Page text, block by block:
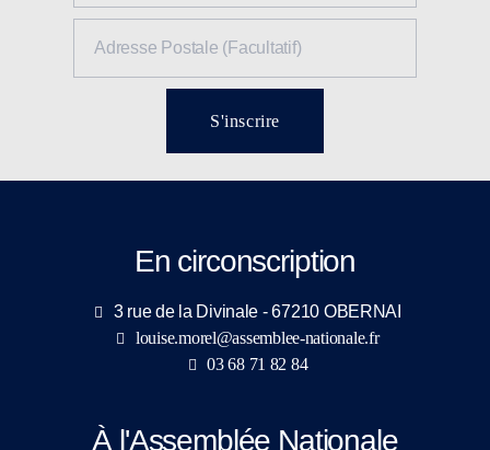
S'inscrire
En circonscription
3 rue de la Divinale - 67210 OBERNAI
louise.morel@assemblee-nationale.fr
03 68 71 82 84
À l'Assemblée Nationale